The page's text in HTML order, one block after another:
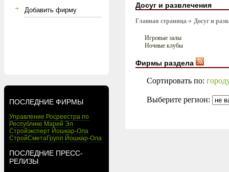
Добавить фирму
ПОСЛЕДНИЕ ФИРМЫ
Управление Росреестра по
Республике Марий Эл
Стройэксперт Йошкар-Ола
СтройСметаГрупп Йошкар-Ола
ПОСЛЕДНИЕ ПРЕСС-
РЕЛИЗЫ
Досуг и развлечения
Главная страница Досуг и
Игровые залы
Ночные клубы
Фирмы раздела
Сортировать по:
Выберите регион: